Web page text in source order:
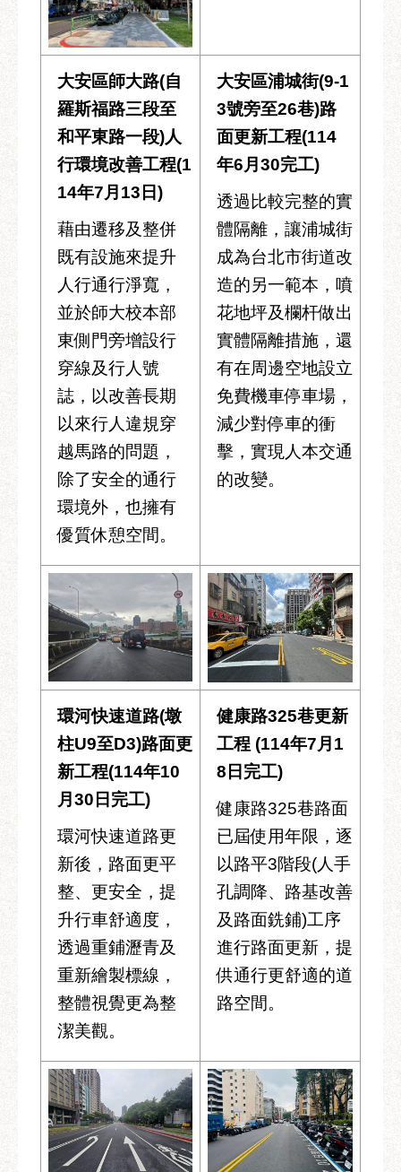
大安區師大路(自
羅斯福路三段至
和平東路一段)人
行環境改善工程(1
14年7月13日)
藉由遷移及整併
既有設施來提升
人行通行淨寬，
並於師大校本部
東側門旁增設行
穿線及行人號
誌，以改善長期
以來行人違規穿
越馬路的問題，
除了安全的通行
環境外，也擁有
優質休憩空間。
大安區浦城街(9-1
3號旁至26巷)路
面更新工程(114
年6月30完工)
透過比較完整的實
體隔離，讓浦城街
成為台北市街道改
造的另一範本，噴
花地坪及欄杆做出
實體隔離措施，還
有在周邊空地設立
免費機車停車場，
減少對停車的衝
擊，實現人本交通
的改變。
環河快速道路(墩
柱U9至D3)路面更
新工程(114年10
月30日完工)
環河快速道路更
新後，路面更平
整、更安全，提
升行車舒適度，
透過重鋪瀝青及
重新繪製標線，
整體視覺更為整
潔美觀。
健康路325巷更新
工程 (114年7月1
8日完工)
健康路325巷路面
已屆使用年限，逐
以路平3階段(人手
孔調降、路基改善
及路面銑鋪)工序
進行路面更新，提
供通行更舒適的道
路空間。